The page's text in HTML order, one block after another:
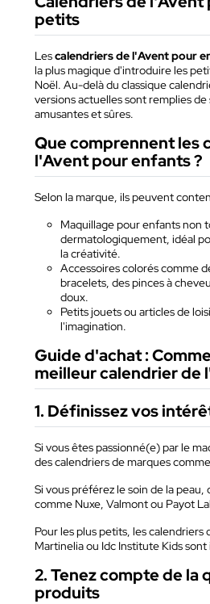
petits
Lescalendriers de l'Avent pour
la plus magique d'introduire les
Noël. Au-delà du classique
versions actuelles sont remplies
amusantes et sûres.
Que comprennent les
l'Avent pour enfants ?
Selon la marque, ils peuvent
Maquillage pour enfants non
dermatologiquement, idéal
la créativité.
Accessoires colorés comme
bracelets, des pinces à
doux.
Petits jouets ou articles de
l'imagination.
Guide d'achat :
meilleur calendrier de
1. Définissez vos
Si vous êtes passionné(e) par le
des calendriers de marques
Si vous préférez le soin de la
comme Nuxe, Valmont ou Payot
Pour les plus petits, les
Martinelia ou Idc Institute Kids sont
2. Tenez compte de la
produits